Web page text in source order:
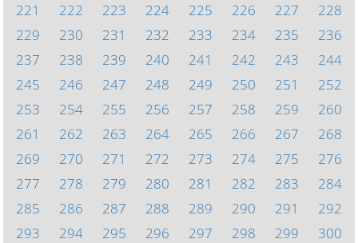
221
222 223 224 225 226 227
228
229
230 231 232 233 234 235
236
237
238 239 240 241 242 243
244
245
246 247 248 249 250 251
252
253
254 255 256 257 258 259
260
261
262 263 264 265 266 267
268
269
270 271 272 273 274 275
276
277
278 279 280 281 282 283
284
285
286 287 288 289 290 291
292
293
294 295 296 297 298 299
300